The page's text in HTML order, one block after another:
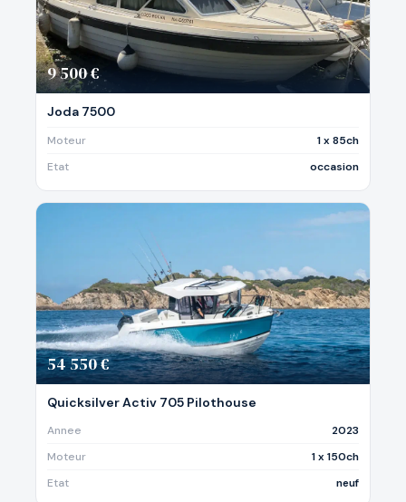
9 500 €
Joda 7500
Moteur
1 x 85ch
Etat
occasion
54 550 €
Quicksilver Activ 705 Pilothouse
Annee
2023
Moteur
1 x 150ch
Etat
neuf